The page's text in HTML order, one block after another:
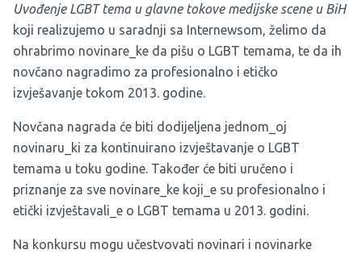
Uvođenje LGBT tema u glavne tokove medijske scene u BiH
koji realizujemo u saradnji sa Internewsom, želimo da
ohrabrimo novinare_ke da pišu o LGBT temama, te da ih
novčano nagradimo za profesionalno i etičko
izvješavanje tokom 2013. godine.
Novčana nagrada će biti dodijeljena jednom_oj
novinaru_ki za kontinuirano izvještavanje o LGBT
temama u toku godine. Također će biti uručeno i
priznanje za sve novinare_ke koji_e su profesionalno i
etički izvještavali_e o LGBT temama u 2013. godini.
Na konkursu mogu učestvovati novinari i novinarke